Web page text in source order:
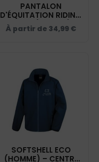
PANTALON
D'ÉQUITATION RIDING
WORLD (HOMME) -
CENTRE ÉQUESTRE DE
À partir de 34,99 €
SOFTSHELL ECO
(HOMME) – CENTRE